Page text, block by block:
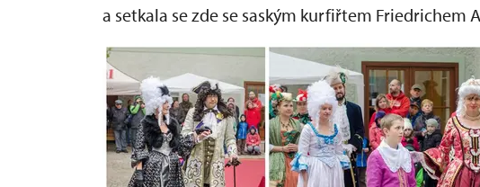
a setkala se zde se saským kurfiřtem Friedrichem